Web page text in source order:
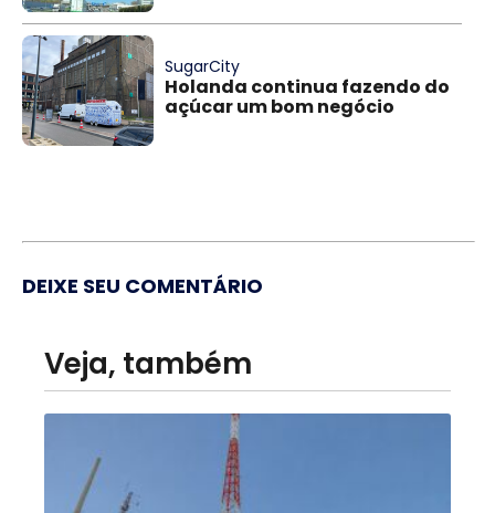
SugarCity
Holanda continua fazendo do
açúcar um bom negócio
DEIXE SEU COMENTÁRIO
Veja, também